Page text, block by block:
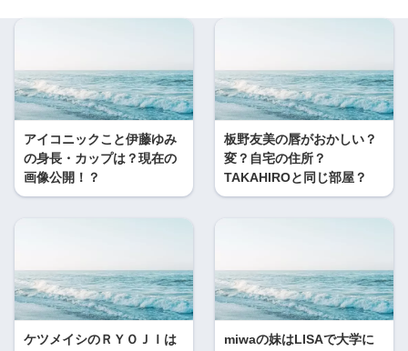
アイコニックこと伊藤ゆみ
の身長・カップは？現在の
画像公開！？
板野友美の唇がおかしい？
変？自宅の住所？
TAKAHIROと同じ部屋？
ケツメイシのＲＹＯＪＩは
miwaの妹はLISAで大学に